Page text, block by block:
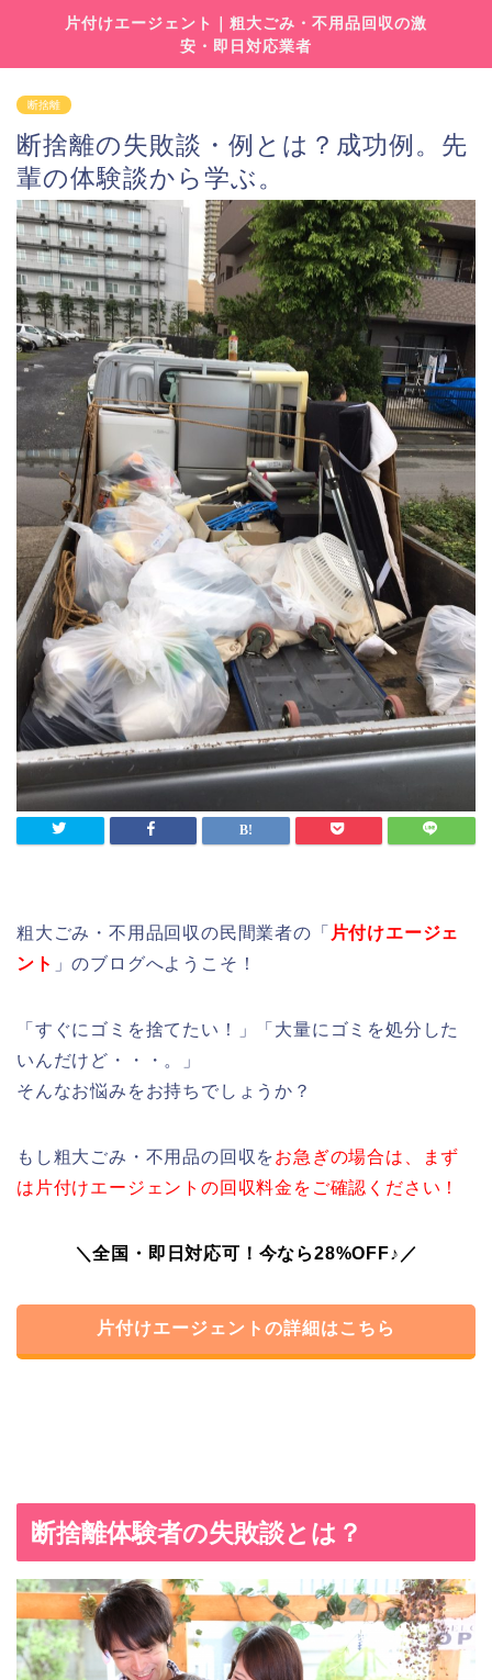
片付けエージェント｜粗大ごみ・不用品回収の激
安・即日対応業者
断捨離
断捨離の失敗談・例とは？成功例。先
輩の体験談から学ぶ。
粗大ごみ・不用品回収の民間業者の「 片付けエージェ
ント 」のブログへようこそ！
「すぐにゴミを捨てたい！」「大量にゴミを処分した
いんだけど・・・。」
そんなお悩みをお持ちでしょうか？
もし粗大ごみ・不用品の回収をお急ぎの場合は、まず
は片付けエージェントの回収料金をご確認ください！
＼全国・即日対応可！今なら28%OFF♪／
片付けエージェントの詳細はこちら
断捨離体験者の失敗談とは？